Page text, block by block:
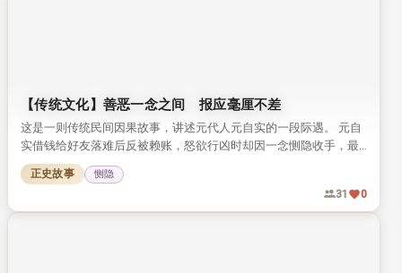
【传统文化】善恶一念之间 报应毫厘不差
这是一则传统民间因果故事，讲述元代人元自实的一段际遇。 元自
实借钱给好友落难后反被赖账，怒欲行凶时却因一念恻隐收手，最
终善恶各得报应。 故事点明核心：善恶只在一念之间，因果报应，
从来毫厘不差。
正史故事 恻隐
31 0